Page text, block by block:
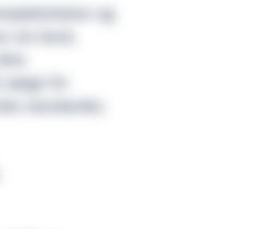
og
bord,
for
standarder,